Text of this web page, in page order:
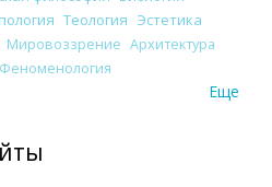
Теология Эстетика
Мировоззрение Архитектура
Феноменология
Еще